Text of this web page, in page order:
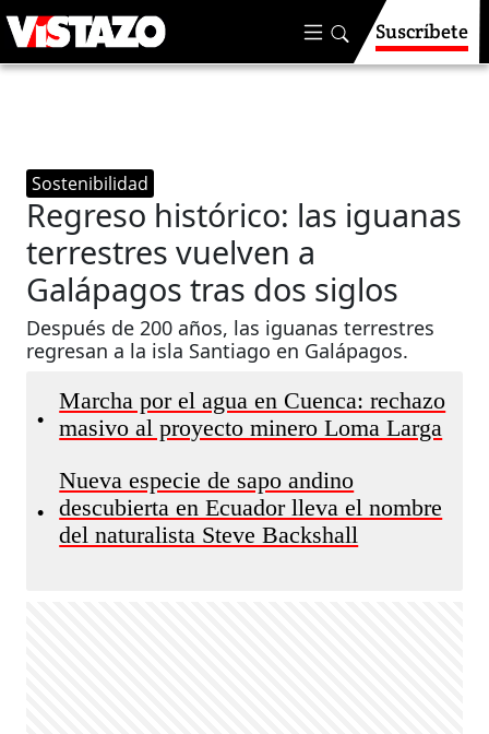
Suscríbete
Sostenibilidad
Regreso histórico: las iguanas
terrestres vuelven a
Galápagos tras dos siglos
Después de 200 años, las iguanas terrestres
regresan a la isla Santiago en Galápagos.
•
Marcha por el agua en Cuenca: rechazo
masivo al proyecto minero Loma Larga
•
Nueva especie de sapo andino
descubierta en Ecuador lleva el nombre
del naturalista Steve Backshall